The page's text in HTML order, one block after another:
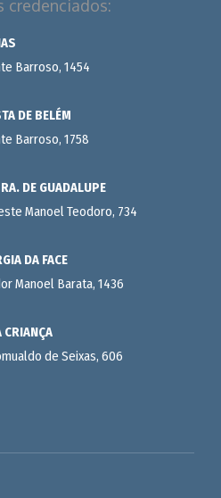
credenciados:
Barroso, 1454
DE BELÉM
Barroso, 1758
DE GUADALUPE
Manoel Teodoro, 734
DA FACE
Manoel Barata, 1436
CRIANÇA
de Seixas, 606